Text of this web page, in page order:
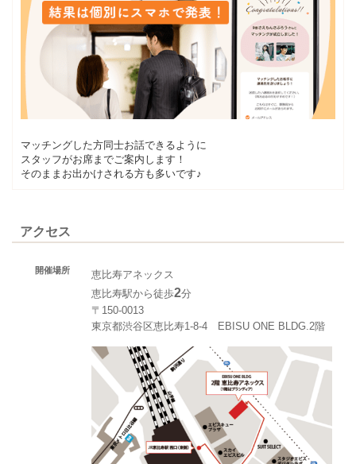
マッチングした方同士お話できるように
スタッフがお席までご案内します！
そのままお出かけされる方も多いです♪
アクセス
開催場所
恵比寿アネックス
恵比寿駅から徒歩2分
〒150-0013
東京都渋谷区恵比寿1-8-4 EBISU ONE BLDG.2階